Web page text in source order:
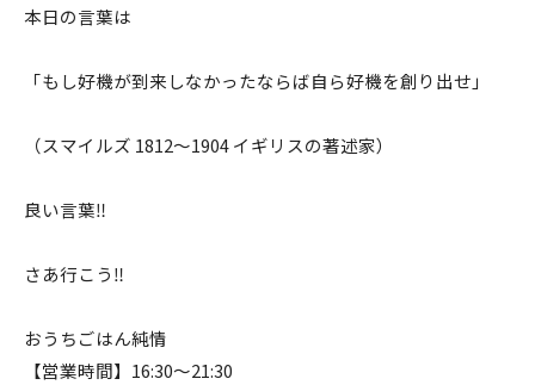
本日の言葉は
「もし好機が到来しなかったならば自ら好機を創り出せ」
（スマイルズ 1812〜1904 イギリスの著述家）
良い言葉‼️
さあ行こう‼️
おうちごはん純情
【営業時間】16:30〜21:30